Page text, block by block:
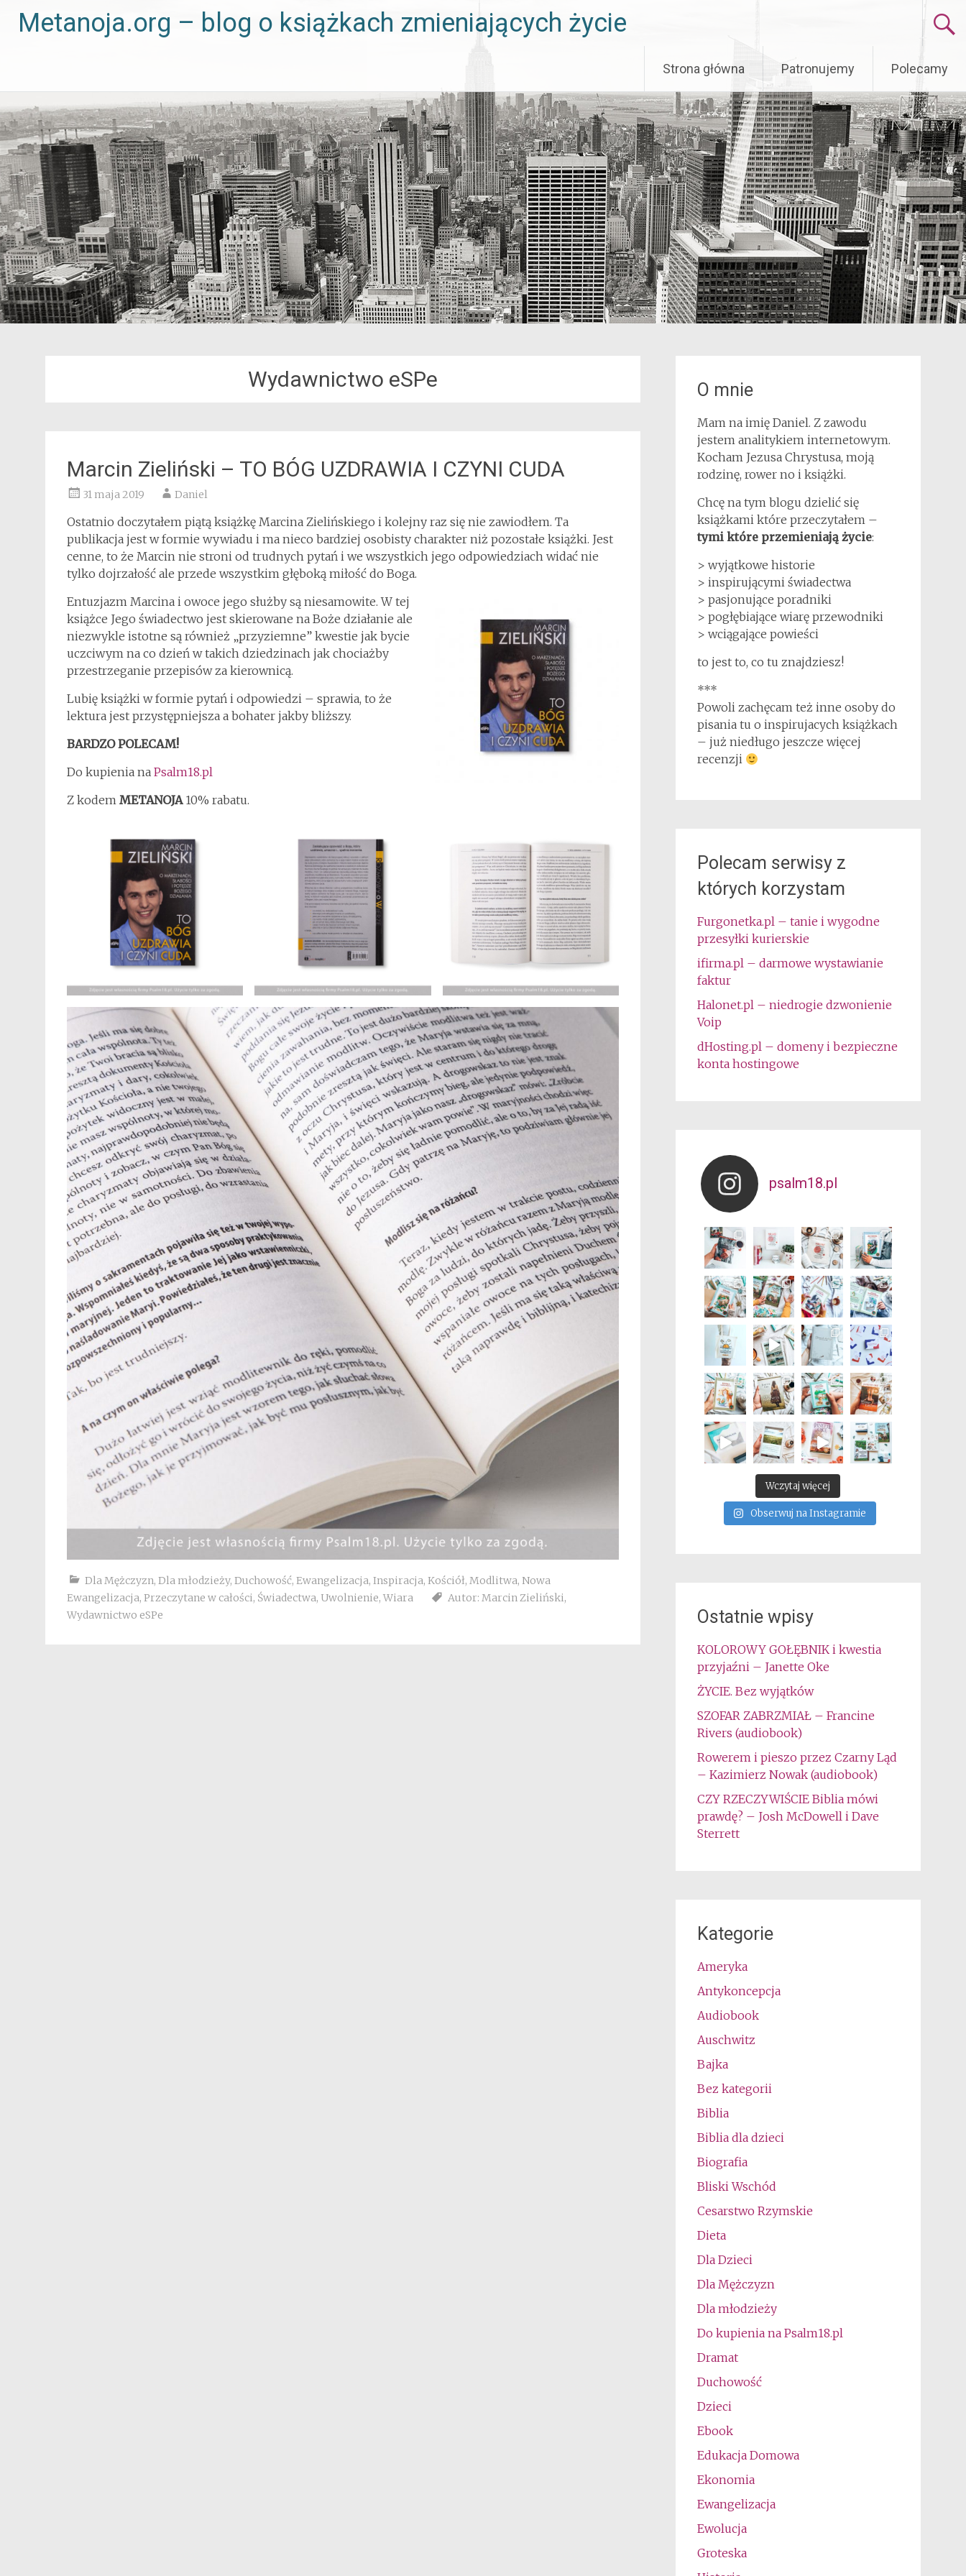
Metanoja.org – blog o książkach zmieniających życie
to
content
Strona główna Patronujemy Polecamy
Wydawnictwo eSPe
Marcin Zieliński – TO BÓG UZDRAWIA I CZYNI CUDA
31 maja 2019 Daniel
Ostatnio doczytałem piątą książkę Marcina Zielińskiego i kolejny raz się nie zawiodłem. Ta
publikacja jest w formie wywiadu i ma nieco bardziej osobisty charakter niż pozostałe książki. Jest
cenne, to że Marcin nie stroni od trudnych pytań i we wszystkich jego odpowiedziach widać nie
tylko dojrzałość ale przede wszystkim głęboką miłość do Boga.
Entuzjazm Marcina i owoce jego służby są niesamowite. W tej
książce Jego świadectwo jest skierowane na Boże działanie ale
niezwykle istotne są również „przyziemne” kwestie jak bycie
uczciwym na co dzień w takich dziedzinach jak chociażby
przestrzeganie przepisów za kierownicą.
Lubię książki w formie pytań i odpowiedzi – sprawia, to że
lektura jest przystępniejsza a bohater jakby bliższy.
BARDZO POLECAM!
Do kupienia na Psalm18.pl
Z kodem METANOJA10% rabatu.
Dla Mężczyzn, Dla młodzieży, Duchowość, Ewangelizacja, Inspiracja, Kościół, Modlitwa, Nowa
Ewangelizacja, Przeczytane w całości, Świadectwa, Uwolnienie, Wiara Autor: Marcin Zieliński,
Wydawnictwo eSPe
O mnie
Mam na imię Daniel. Z zawodu
jestem analitykiem internetowym.
Kocham Jezusa Chrystusa, moją
rodzinę, rower no i książki.
Chcę na tym blogu dzielić się
książkami które przeczytałem –
tymi które przemieniają życie:
> wyjątkowe historie
> inspirującymi świadectwa
> pasjonujące poradniki
> pogłębiające wiarę przewodniki
> wciągające powieści
to jest to, co tu znajdziesz!
***
Powoli zachęcam też inne osoby do
pisania tu o inspirujacych książkach
– już niedługo jeszcze więcej
recenzji
Polecam serwisy z
których korzystam
Furgonetka.pl – tanie i wygodne
przesyłki kurierskie
ifirma.pl – darmowe wystawianie
faktur
Halonet.pl – niedrogie dzwonienie
Voip
dHosting.pl – domeny i bezpieczne
konta hostingowe
psalm18.pl
Wczytaj więcej
Obserwuj na Instagramie
Ostatnie wpisy
KOLOROWY GOŁĘBNIK i kwestia
przyjaźni – Janette Oke
ŻYCIE. Bez wyjątków
SZOFAR ZABRZMIAŁ – Francine
Rivers (audiobook)
Rowerem i pieszo przez Czarny Ląd
– Kazimierz Nowak (audiobook)
CZY RZECZYWIŚCIE Biblia mówi
prawdę? – Josh McDowell i Dave
Sterrett
Kategorie
Ameryka
Antykoncepcja
Audiobook
Auschwitz
Bajka
Bez kategorii
Biblia
Biblia dla dzieci
Biografia
Bliski Wschód
Cesarstwo Rzymskie
Dieta
Dla Dzieci
Dla Mężczyzn
Dla młodzieży
Do kupienia na Psalm18.pl
Dramat
Duchowość
Dzieci
Ebook
Edukacja Domowa
Ekonomia
Ewangelizacja
Ewolucja
Groteska